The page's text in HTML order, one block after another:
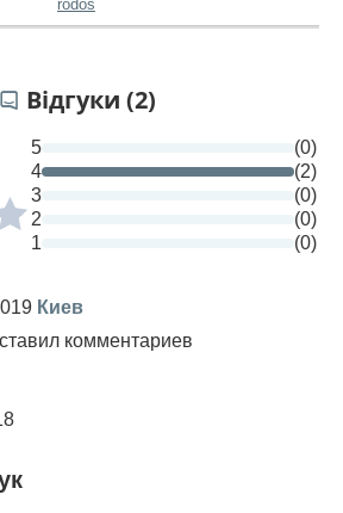
rodos
Відгуки (2)
5
(0)
4
(2)
3
(0)
2
(0)
1
(0)
Киев
комментариев